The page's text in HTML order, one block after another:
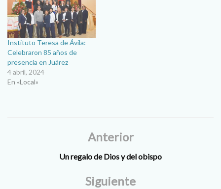
Instituto Teresa de Ávila:
Celebraron 85 años de
presencia en Juárez
4 abril, 2024
En «Local»
Anterior
Un regalo de Dios y del obispo
Siguiente